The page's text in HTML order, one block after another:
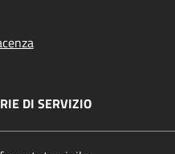
DI SERVIZIO